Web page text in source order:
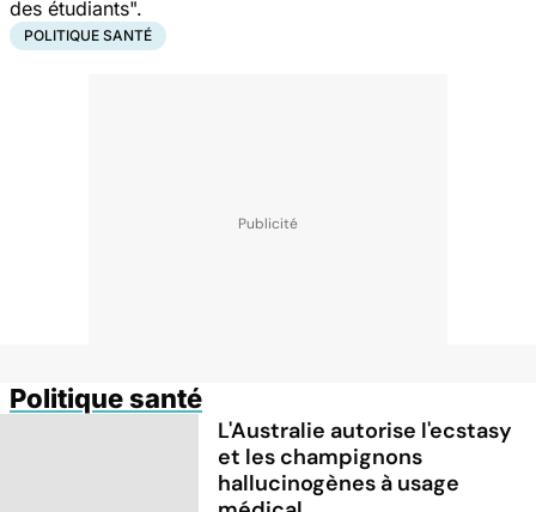
des étudiants".
POLITIQUE SANTÉ
Politique santé
L'Australie autorise l'ecstasy
et les champignons
hallucinogènes à usage